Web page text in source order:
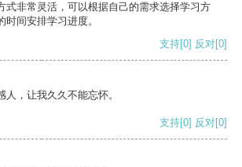
式非常灵活，可以根据自己的需求选择学习方
间安排学习进度。
支持[0] 反对[0]
，让我久久不能忘怀。
支持[0] 反对[0]